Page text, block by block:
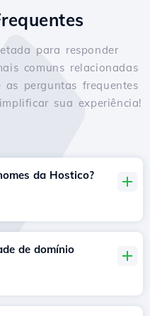
para responder
comuns relacionadas
as perguntas frequentes
sua experiência!
da Hostico?
de domínio